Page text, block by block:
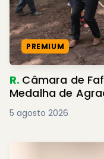
PREMIUM
R. Câmara de Fafe
Medalha de
5 agosto 2026